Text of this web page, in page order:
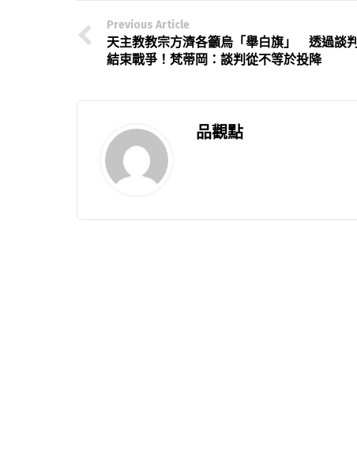
Previous Article
天主教教宗方濟各籲烏「舉白旗」 透過談判
結束戰爭！梵蒂岡：談判從不等於投降
品觀點